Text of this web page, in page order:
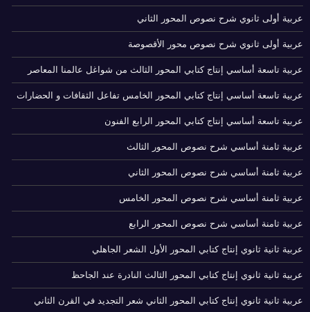
عربية أولى ثانوي شرح نصوص المحور الثاني
عربية أولى ثانوي شرح نصوص محور الأقصوصة
عربية تاسعة أساسي إنتاج كتابي المحور الثالث من شواغل عالمنا المعاصر
عربية تاسعة أساسي إنتاج كتابي المحور الخامس تفاعل الثقافات و الحضارات
عربية تاسعة أساسي إنتاج كتابي المحور الرابع الفنون
عربية ثامنة أساسي شرح نصوص المحور الثالث
عربية ثامنة أساسي شرح نصوص المحور الثاني
عربية ثامنة أساسي شرح نصوص المحور الخامس
عربية ثامنة أساسي شرح نصوص المحور الرابع
عربية ثانية ثانوي إنتاج كتابي المحور الأول الشعر الجاهلي
عربية ثانية ثانوي إنتاج كتابي المحور الثالث النادرة عند الجاحظ
عربية ثانية ثانوي إنتاج كتابي المحور الثاني شعر التجديد في القرن الثاني